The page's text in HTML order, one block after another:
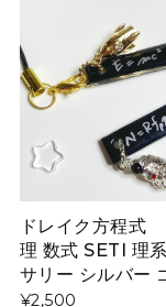
ドレイク方程式
理 数式 SETI 理
サリー シルバー
¥2,500